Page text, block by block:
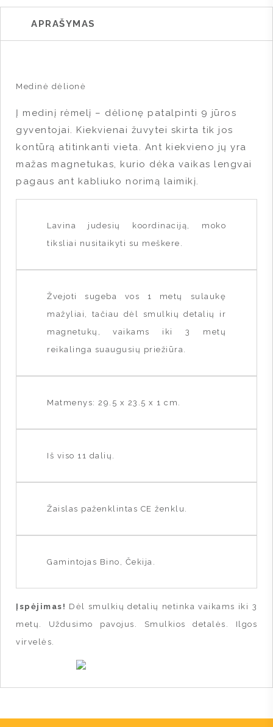
APRAŠYMAS
Medinė dėlionė
Į medinį rėmelį – dėlionę patalpinti 9 jūros
gyventojai. Kiekvienai žuvytei skirta tik jos
kontūrą atitinkanti vieta. Ant kiekvieno jų yra
mažas magnetukas, kurio dėka vaikas lengvai
pagaus ant kabliuko norimą laimikį.
Lavina judesių koordinaciją, moko
tiksliai nusitaikyti su meškere.
Žvejoti sugeba vos 1 metų sulaukę
mažyliai, tačiau dėl smulkių detalių ir
magnetukų, vaikams iki 3 metų
reikalinga suaugusių priežiūra.
Matmenys: 29.5 x 23.5 x 1 cm.
Iš viso 11 dalių.
Žaislas paženklintas CE ženklu.
Gamintojas Bino, Čekija.
Įspėjimas! Dėl smulkių detalių netinka vaikams iki 3
metų. Uždusimo pavojus. Smulkios detalės. Ilgos
virvelės.